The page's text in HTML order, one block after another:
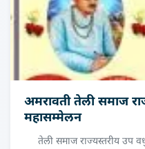
अमरावती तेली समाज
महासम्मेलन
तेली समाज राज्यस्तरीय उप